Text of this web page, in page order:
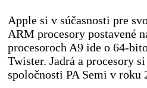
Apple si v súčasnosti pre
ARM procesory postavené
procesoroch A9 ide o 64-
Twister. Jadrá a procesory
spoločnosti PA Semi v roku